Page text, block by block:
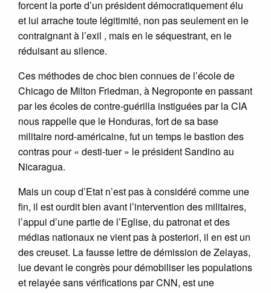
forcent la porte d’un président démocratiquement élu
et lui arrache toute légitimité, non pas seulement en le
contraignant à l’exil , mais en le séquestrant, en le
réduisant au silence.
Ces méthodes de choc bien connues de l’école de
Chicago de Milton Friedman, à Negroponte en passant
par les écoles de contre-guérilla instiguées par la CIA
nous rappelle que le Honduras, fort de sa base
militaire nord-américaine, fut un temps le bastion des
contras pour « desti-tuer » le président Sandino au
Nicaragua.
Mais un coup d’Etat n’est pas à considéré comme une
fin, il est ourdit bien avant l’intervention des militaires,
l’appui d’une partie de l’Eglise, du patronat et des
médias nationaux ne vient pas à posteriori, il en est un
des creuset. La fausse lettre de démission de Zelayas,
lue devant le congrès pour démobiliser les populations
et relayée sans vérifications par CNN, est une